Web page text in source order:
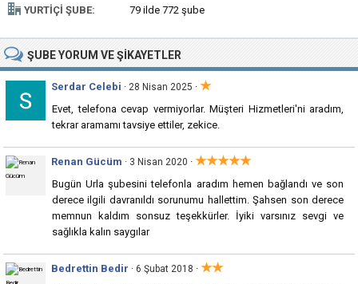
YURTIÇI ŞUBE: 79 ilde 772 şube
ŞUBEYORUM VE ŞIKAYETLER
Serdar Celebi · 28 Nisan 2025 · ★
Evet, telefona cevap vermiyorlar. Müşteri Hizmetleri'ni aradım,
tekrar aramamı tavsiye ettiler, zekice.
Renan Gücüm · 3 Nisan 2020 · ★★★★★
Bugün Urla şubesini telefonla aradım hemen bağlandı ve son
derece ilgili davranıldı sorunumu hallettim. Şahsen son derece
memnun kaldım sonsuz teşekkürler. İyiki varsınız sevgi ve
sağlıkla kalın saygılar
Bedrettin Bedir · 6 Şubat 2018 · ★★